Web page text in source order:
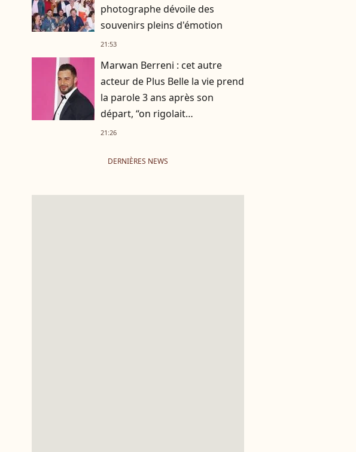
photographe dévoile des
souvenirs pleins d'émotion
21:53
Marwan Berreni : cet autre
acteur de Plus Belle la vie prend
la parole 3 ans après son
départ, “on rigolait
énormément, on se prenait la
21:26
DERNIÈRES NEWS